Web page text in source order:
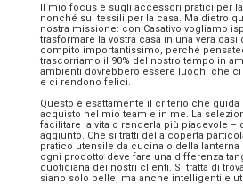
Il mio focus è sugli accessori pratici per
nonché sui tessili per la casa. Ma dietro
nostra missione: con Casativo vogliamo
trasformare la vostra casa in una vera oasi
compito importantissimo, perché
trascorriamo il 90% del nostro tempo in
ambienti dovrebbero essere luoghi che
e ci rendono felici.
Questo è esattamente il criterio che
acquisto nel mio team e in me. La
facilitare la vita o renderla più piacevole –
aggiunto. Che si tratti della coperta
pratico utensile da cucina o della
ogni prodotto deve fare una differenza
quotidiana dei nostri clienti. Si tratta di
siano solo belle, ma anche intelligenti e